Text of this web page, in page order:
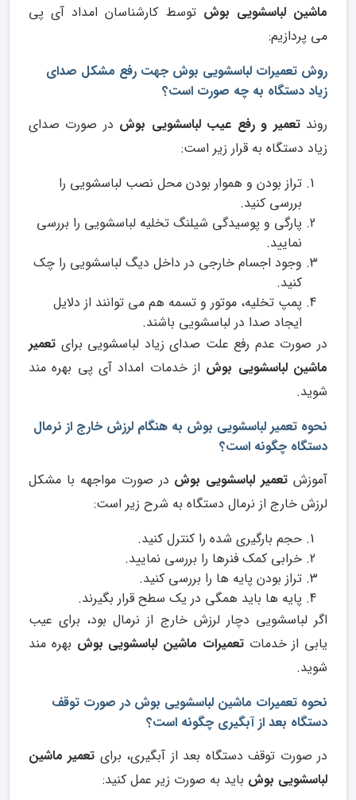
ماشین لباسشویی بوش توسط کارشناسان امداد آی پی
می­ پردازیم:
روش تعمیرات لباسشویی بوش جهت رفع مشکل صدای
زیاد دستگاه به چه صورت است؟
روندتعمیر و رفع عیب لباسشویی بوش در صورت صدای
زیاد دستگاه به قرار زیر است:
تراز بودن و هموار بودن محل نصب لباسشویی را
بررسی کنید.
پارگی و پوسیدگی شیلنگ تخلیه لباسشویی را بررسی
نمایید.
وجود اجسام خارجی در داخل دیگ لباسشویی را چک
کنید.
پمپ تخلیه، موتور و تسمه هم می توانند از دلایل
ایجاد صدا در لباسشویی باشند.
در صورت عدم رفع علت صدای زیاد لباسشویی برای تعمیر
ماشین لباسشویی بوش از خدمات امداد آی پی بهره مند
شوید.
نحوه تعمیر لباسشویی بوش به هنگام لرزش خارج از نرمال
دستگاه چگونه است؟
آموزش تعمیر لباسشویی بوش در صورت مواجهه با مشکل
لرزش خارج از نرمال دستگاه به شرح زیر است:
حجم بارگیری شده را کنترل کنید.
خرابی کمک فنرها را بررسی نمایید.
تراز بودن پایه ها را بررسی کنید.
پایه ها باید همگی در یک سطح قرار بگیرند.
اگر لباسشویی دچار لرزش خارج از نرمال بود، برای عیب
یابی از خدمات تعمیرات ماشین لباسشویی بوش بهره مند
شوید.
نحوه تعمیرات ماشین لباسشویی بوش در صورت توقف
دستگاه بعد از آبگیری چگونه است؟
در صورت توقف دستگاه بعد از آبگیری، برای تعمیر ماشین
لباسشویی بوش باید به صورت زیر عمل کنید: